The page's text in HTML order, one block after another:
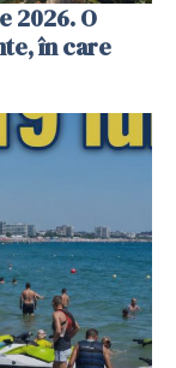
2026. O
în care